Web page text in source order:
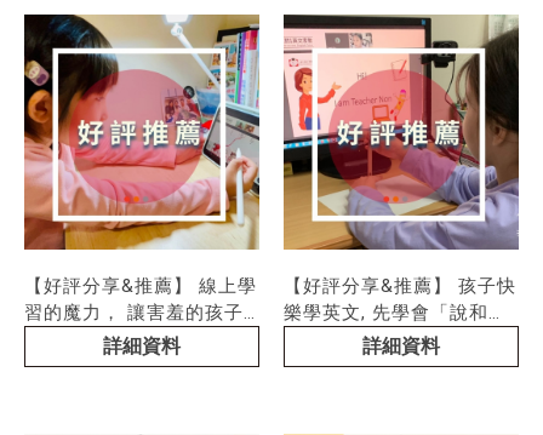
【好評分享&推薦】 線上學
習的魔力， 讓害羞的孩子
都變得超愛說英文
詳細資料
【好評分享&推薦】 孩子快
樂學英文, 先學會「說和
聽」才是關鍵詳細資料